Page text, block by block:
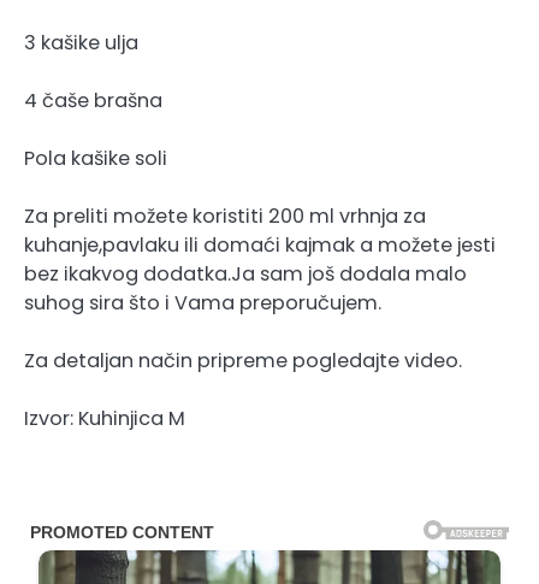
3 kašike ulja
4 čaše brašna
Pola kašike soli
Za preliti možete koristiti 200 ml vrhnja za
kuhanje,pavlaku ili domaći kajmak a možete jesti
bez ikakvog dodatka.Ja sam još dodala malo
suhog sira što i Vama preporučujem.
Za detaljan način pripreme pogledajte video.
Izvor: Kuhinjica M